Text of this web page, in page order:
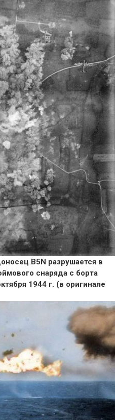
B5N разрушается в
снаряда с борта
1944 г. (в оригинале